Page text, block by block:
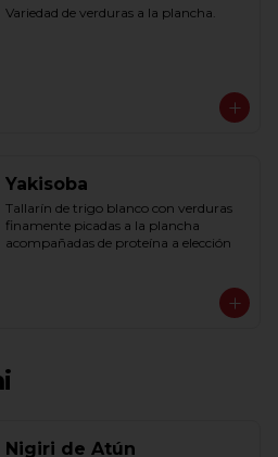
Variedad de verduras a la plancha.
Yakisoba
Tallarín de trigo blanco con verduras
finamente picadas a la plancha
acompañadas de proteína a elección
Nigiri de Atún